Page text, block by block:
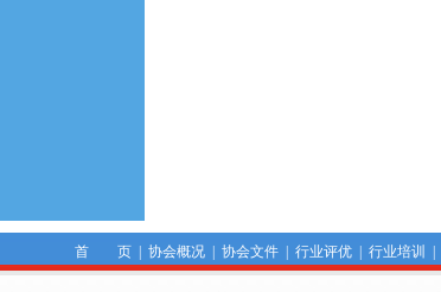
首 页| 协会概况| 协会文件| 行业评优| 行业培训